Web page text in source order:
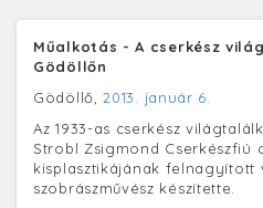
Műalkotás - A cserkész
Gödöllőn
Gödöllő,2013. január 6.
Az 1933-as cserkész
Strobl Zsigmond Cserkészfiú
kisplasztikájának felnagyított
szobrászművész készítette.